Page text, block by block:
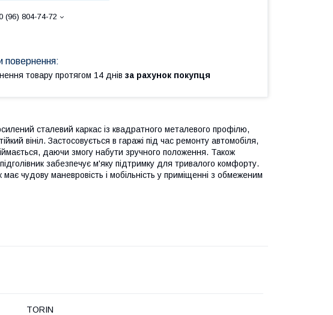
(96) 804-74-72
товару протягом 14 днів за рахунок покупця
сталевий каркас із квадратного металевого профілю,
вініл. Застосовується в гаражі під час ремонту автомобіля,
даючи змогу набути зручного положення. Також
забезпечує м'яку підтримку для тривалого комфорту.
чудову маневровість і мобільність у приміщенні з обмеженим
TORIN